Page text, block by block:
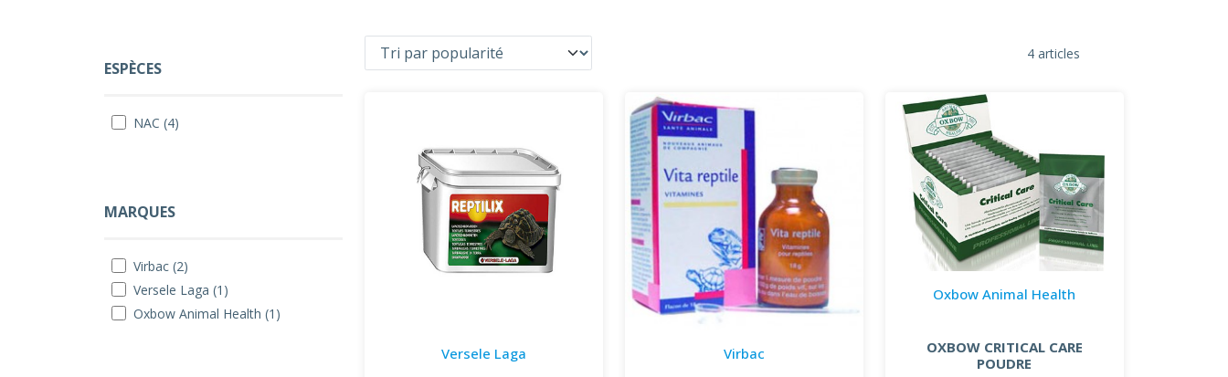
ESPÈCES
NAC (4)
MARQUES
Virbac (2)
Versele Laga (1)
Oxbow Animal Health (1)
4 articles
Versele Laga
Virbac
Oxbow Animal Health
OXBOW CRITICAL CARE
POUDRE